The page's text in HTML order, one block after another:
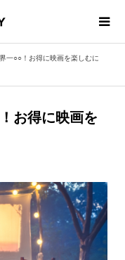
一○○！お得に映画を楽しむに
お得に映画を